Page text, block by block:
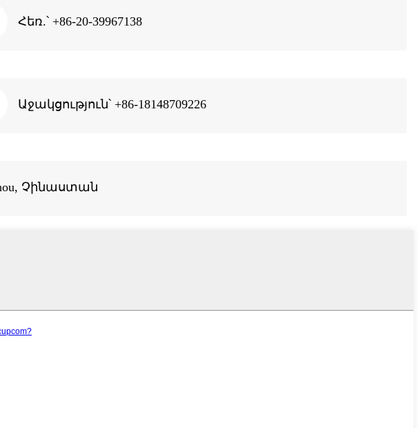
Հեռ.՝ +86-20-39967138
Աջակցություն՝ +86-18148709226
Չինաստան